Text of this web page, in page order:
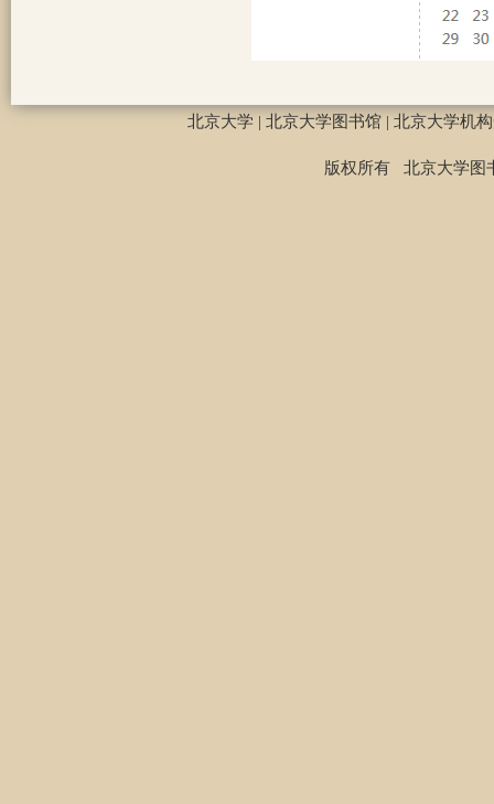
北京大学 |北京大学图书馆 |北京大学机
版权所有 北京大学